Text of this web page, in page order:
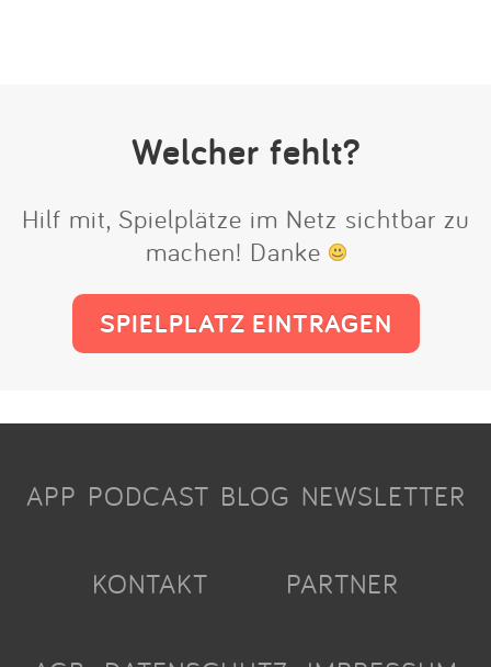
Welcher fehlt?
Hilf mit, Spielplätze im Netz sichtbar zu
machen! Danke
SPIELPLATZ EINTRAGEN
APP PODCAST BLOG NEWSLETTER
KONTAKT PARTNER